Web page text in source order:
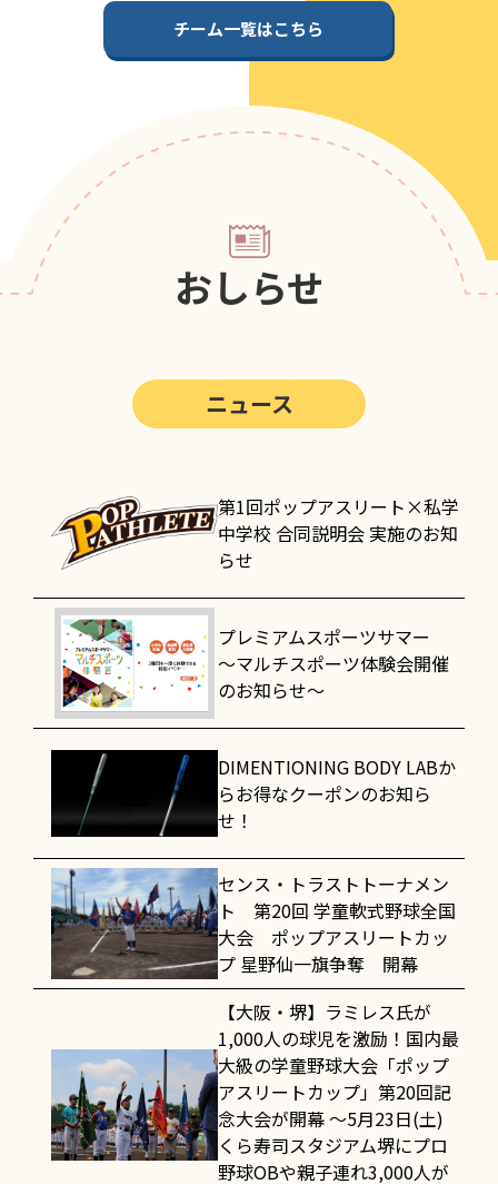
ポップアスリートカップ
ポップアスリートカップ
チーム一覧はこちら
おしらせ
ニュース
第1回ポップアスリート×私学
中学校 合同説明会 実施のお知
らせ
プレミアムスポーツサマー
～マルチスポーツ体験会開催
のお知らせ～
DIMENTIONING BODY LABか
らお得なクーポンのお知ら
せ！
センス・トラストトーナメン
ト 第20回 学童軟式野球全国
大会 ポップアスリートカッ
プ 星野仙一旗争奪 開幕
【大阪・堺】ラミレス氏が
1,000人の球児を激励！国内最
大級の学童野球大会「ポップ
アスリートカップ」第20回記
念大会が開幕 〜5月23日(土)
くら寿司スタジアム堺にプロ
野球OBや親子連れ3,000人が